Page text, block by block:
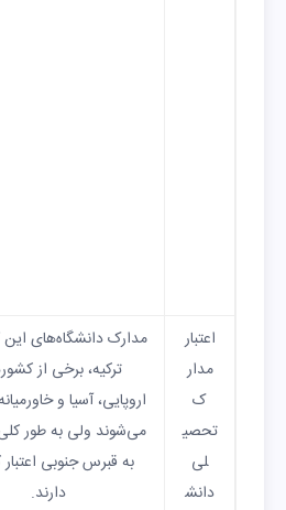
اعتبار
مدار
ک
تحصی
لی
دانش
مدارک دانشگاه‌های
ترکیه، برخی از
اروپایی، آسیا و
می‌شوند ولی به طور
به قبرس جنوبی
دارند.